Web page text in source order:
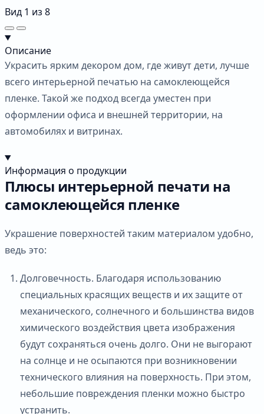
Вид 1 из 8
Описание
Украсить ярким декором дом, где живут дети, лучше
всего интерьерной печатью на самоклеющейся
пленке. Такой же подход всегда уместен при
оформлении офиса и внешней территории, на
автомобилях и витринах.
Информация о продукции
Плюсы интерьерной печати на
самоклеющейся пленке
Украшение поверхностей таким материалом удобно,
ведь это:
Долговечность. Благодаря использованию
специальных красящих веществ и их защите от
механического, солнечного и большинства видов
химического воздействия цвета изображения
будут сохраняться очень долго. Они не выгорают
на солнце и не осыпаются при возникновении
технического влияния на поверхность. При этом,
небольшие повреждения пленки можно быстро
устранить.